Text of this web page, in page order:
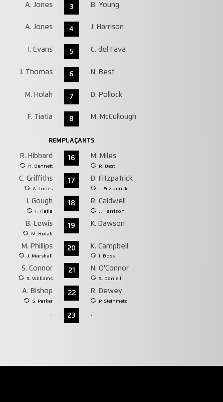
A. Jones 3 B. Young
A. Jones 4 J. Harrison
I. Evans 5 C. del Fava
J. Thomas 6 N. Best
M. Holah 7 D. Pollock
F. Tiatia 8 M. McCullough
REMPLAÇANTS
R. Hibbard
H. Bennett
16 M. Miles
R. Best
C. Griffiths
A. Jones
17 D. Fitzpatrick
J. Fitzpatrick
I. Gough
F. Tiatia
18 R. Caldwell
J. Harrison
B. Lewis
M. Holah
19 K. Dawson
M. Phillips
J. Marshall
20 K. Campbell
I. Boss
S. Connor
S. Williams
21 N. O'Connor
S. Danielli
A. Bishop
S. Parker
22 R. Dewey
P. Steinmetz
. 23 .